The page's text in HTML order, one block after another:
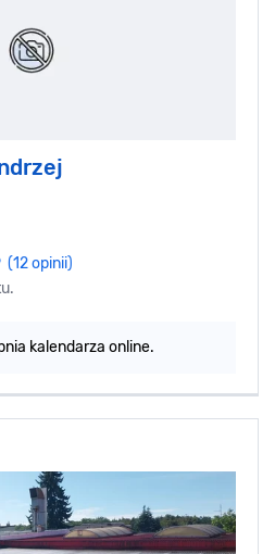
(12 opinii)
kalendarza online.